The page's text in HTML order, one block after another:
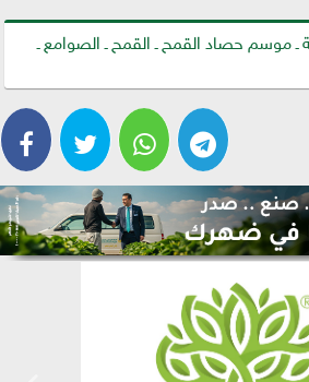
ـ موسم حصاد القمح ـ القمح ـ الصوامع ـ